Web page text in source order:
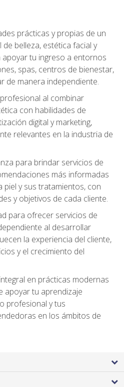
prácticas y propias de un
belleza, estética facial y
tu ingreso a entornos
spas, centros de bienestar,
de manera independiente.
al combinar
con habilidades de
digital y marketing,
relevantes en la industria de
para brindar servicios de
más informadas
piel y sus tratamientos, con
y objetivos de cada cliente.
para ofrecer servicios de
al desarrollar
la experiencia del cliente,
y el crecimiento del
en prácticas modernas
apoyar tu aprendizaje
profesional y tus
en los ámbitos de